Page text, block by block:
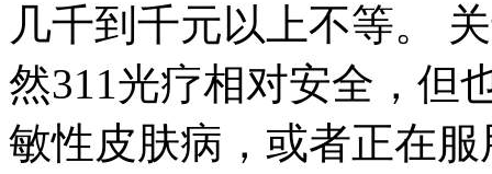
几千到千元以上不等。
然311光疗相对安全，但
敏性皮肤病，或者正在